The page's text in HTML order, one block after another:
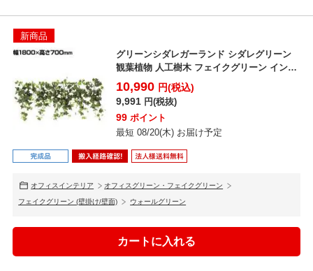
新商品
グリーンシダレガーランド シダレグリーン
観葉植物 人工樹木 フェイクグリーン インテ
リアグリーン ...
10,990 円(税込)
9,991 円(税抜)
99 ポイント
最短 08/20(木) お届け予定
オフィスインテリア オフィスグリーン・フェイクグリーン
フェイクグリーン (壁掛け/壁面) ウォールグリーン